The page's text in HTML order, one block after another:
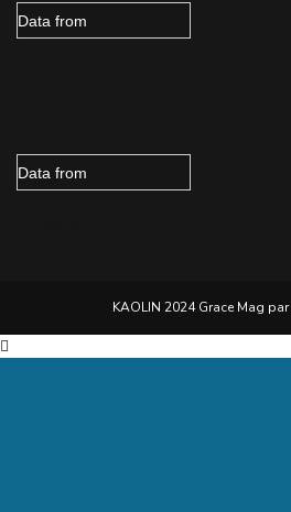
Data from
Data from
KAOLIN 2024 Grace Mag par